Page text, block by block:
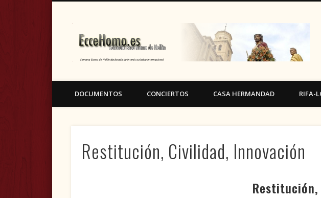
Cofradía Ecce Homo de Hellín (Albacete)
DOCUMENTOS CONCIERTOS CASA HERMANDAD RIFA-
Restitución, Civilidad, Innovación